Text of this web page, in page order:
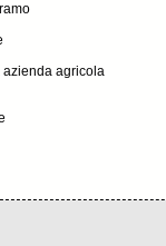
azienda agricola